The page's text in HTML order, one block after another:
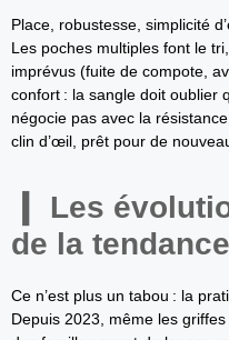
Place, robustesse, simplicité
Les poches multiples font le
imprévus (fuite de compote,
confort : la sangle doit oublier
négocie pas avec la
clin d’œil, prêt pour de
Les
de la
Ce n’est plus un tabou : la
Depuis 2023, même les